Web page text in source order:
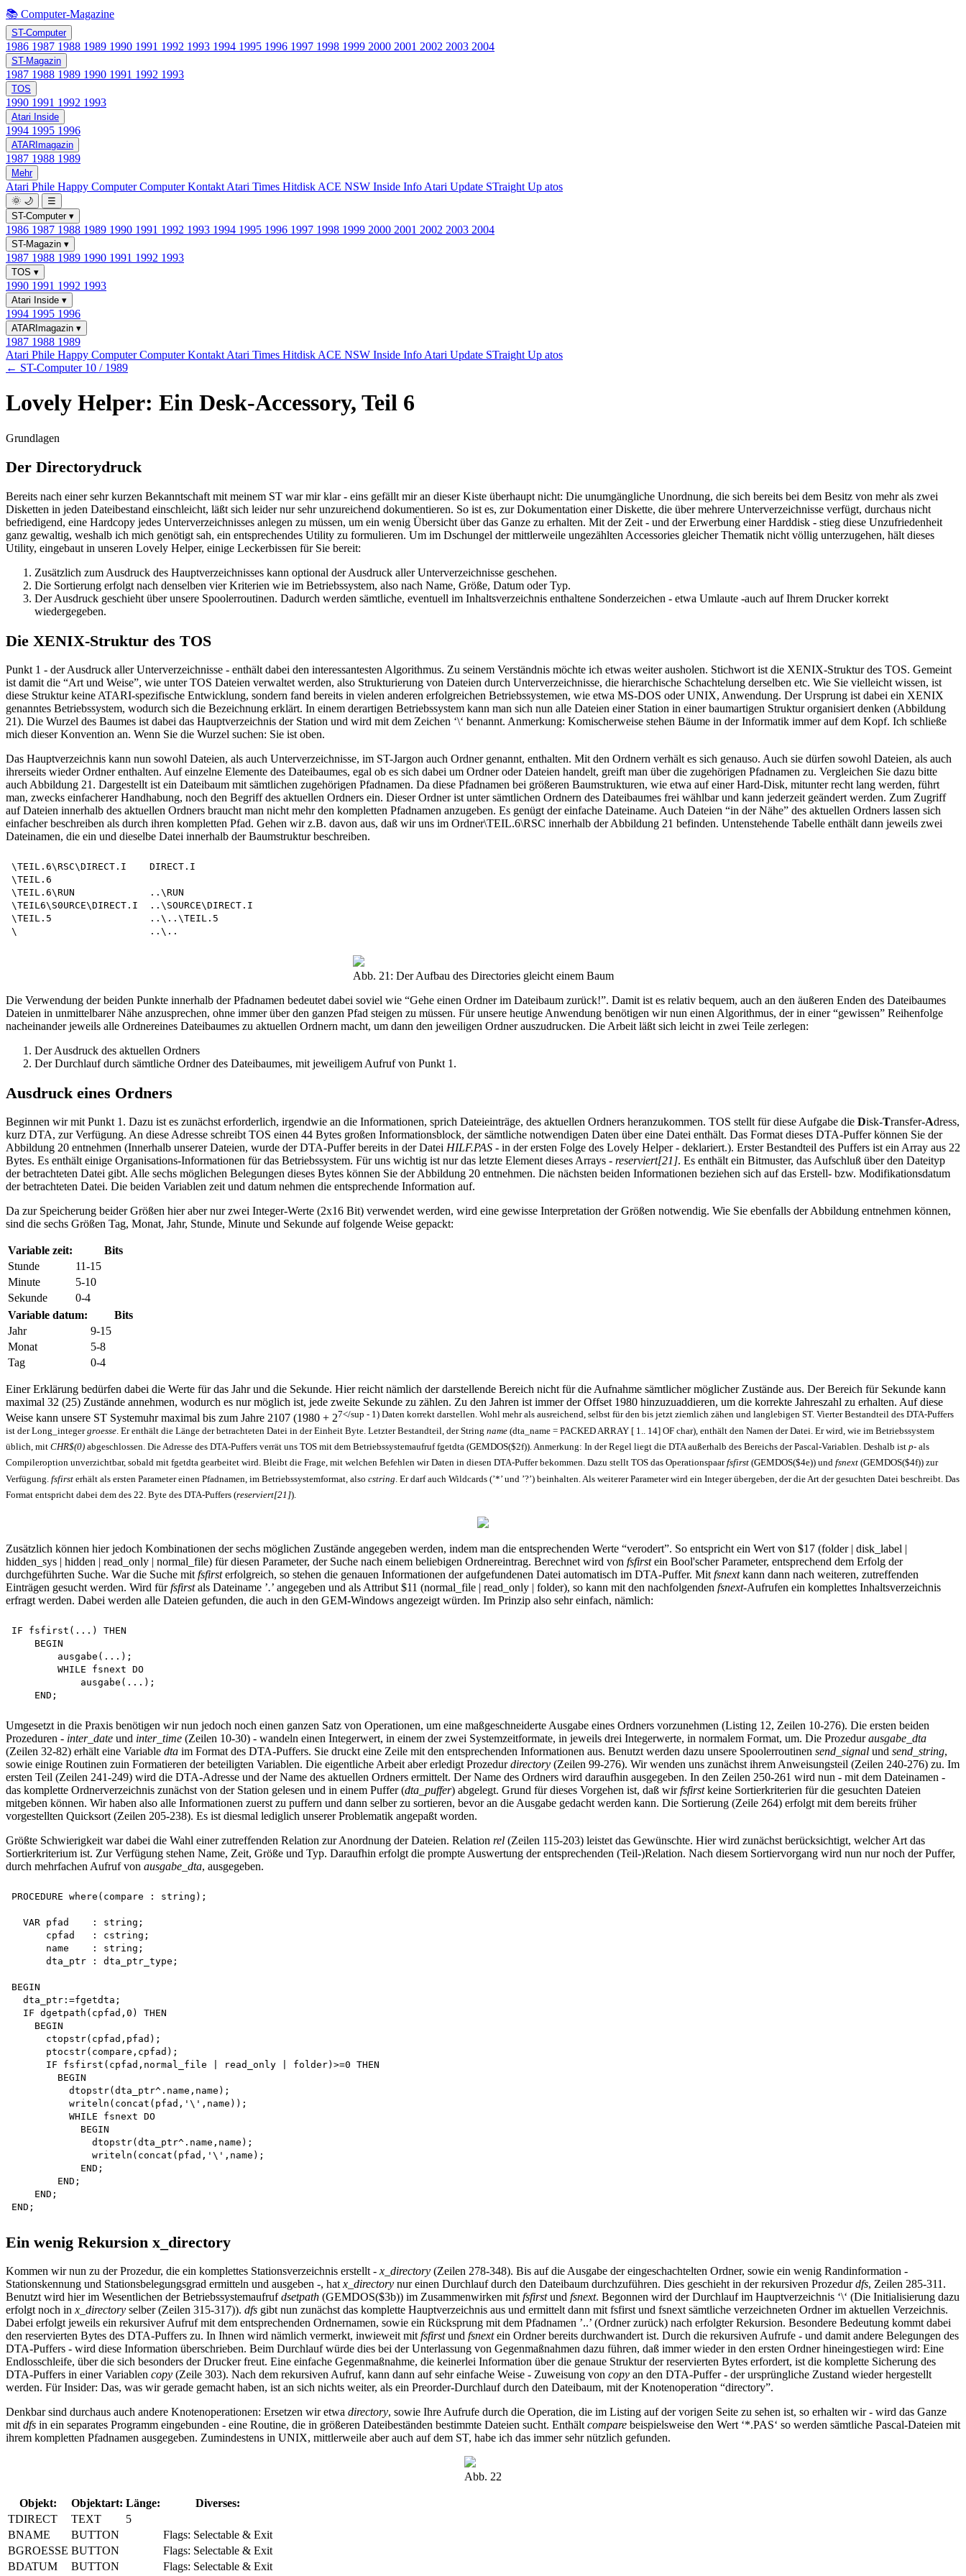
📚 Computer-Magazine
ST-Computer
1986 1987 1988 1989 1990 1991 1992 1993 1994 1995 1996 1997 1998 1999 2000 2001 2002 2003 2004
ST-Magazin
1987 1988 1989 1990 1991 1992 1993
TOS
1990 1991 1992 1993
Atari Inside
1994 1995 1996
ATARImagazin
1987 1988 1989
Mehr
Atari Phile Happy ComputerComputer Kontakt Atari Times Hitdisk ACE NSW Inside Info Atari Update STraight Up atos
🌞 🌙
☰
ST-Computer ▾
1986 1987 1988 1989 1990 1991 1992 1993 1994 1995 1996 1997 1998 1999 2000 2001 2002 2003 2004
ST-Magazin ▾
1987 1988 1989 1990 1991 1992 1993
TOS ▾
1990 1991 1992 1993
Atari Inside ▾
1994 1995 1996
ATARImagazin ▾
1987 1988 1989
Atari Phile Happy ComputerComputer Kontakt Atari Times Hitdisk ACE NSW Inside Info Atari Update STraight Up atos
← ST-Computer 10 / 1989
Lovely Helper: Ein Desk-Accessory, Teil 6
Grundlagen
Der Directorydruck
Bereits nach einer sehr kurzen Bekanntschaft mit meinem ST war mir klar - eins gefällt mir an dieser Kiste überhaupt nicht: Die unumgängliche Unordnung, die sich bereits bei dem Besitz von mehr als zwei
Disketten in jeden Dateibestand einschleicht, läßt sich leider nur sehr unzureichend dokumentieren. So ist es, zur Dokumentation einer Diskette, die über mehrere Unterverzeichnisse verfügt, durchaus nicht
befriedigend, eine Hardcopy jedes Unterverzeichnisses anlegen zu müssen, um ein wenig Übersicht über das Ganze zu erhalten. Mit der Zeit - und der Erwerbung einer Harddisk - stieg diese Unzufriedenheit
ganz gewaltig, weshalb ich mich genötigt sah, ein entsprechendes Utility zu formulieren. Um im Dschungel der mittlerweile ungezählten Accessories gleicher Thematik nicht völlig unterzugehen, hält dieses
Utility, eingebaut in unseren Lovely Helper, einige Leckerbissen für Sie bereit:
Zusätzlich zum Ausdruck des Hauptverzeichnisses kann optional der Ausdruck aller Unterverzeichnisse geschehen.
Die Sortierung erfolgt nach denselben vier Kriterien wie im Betriebssystem, also nach Name, Größe, Datum oder Typ.
Der Ausdruck geschieht über unsere Spoolerroutinen. Dadurch werden sämtliche, eventuell im Inhaltsverzeichnis enthaltene Sonderzeichen - etwa Umlaute -auch auf Ihrem Drucker korrekt
wiedergegeben.
Die XENIX-Struktur des TOS
Punkt 1 - der Ausdruck aller Unterverzeichnisse - enthält dabei den interessantesten Algorithmus. Zu seinem Verständnis möchte ich etwas weiter ausholen. Stichwort ist die XENIX-Struktur des TOS. Gemeint
ist damit die “Art und Weise”, wie unter TOS Dateien verwaltet werden, also Strukturierung von Dateien durch Unterverzeichnisse, die hierarchische Schachtelung derselben etc. Wie Sie vielleicht wissen, ist
diese Struktur keine ATARI-spezifische Entwicklung, sondern fand bereits in vielen anderen erfolgreichen Betriebssystemen, wie etwa MS-DOS oder UNIX, Anwendung. Der Ursprung ist dabei ein XENIX
genanntes Betriebssystem, wodurch sich die Bezeichnung erklärt. In einem derartigen Betriebssystem kann man sich nun alle Dateien einer Station in einer baumartigen Struktur organisiert denken (Abbildung
21). Die Wurzel des Baumes ist dabei das Hauptverzeichnis der Station und wird mit dem Zeichen ‘\‘ benannt. Anmerkung: Komischerweise stehen Bäume in der Informatik immer auf dem Kopf. Ich schließe
mich dieser Konvention an. Wenn Sie die Wurzel suchen: Sie ist oben.
Das Hauptverzeichnis kann nun sowohl Dateien, als auch Unterverzeichnisse, im ST-Jargon auch Ordner genannt, enthalten. Mit den Ordnern verhält es sich genauso. Auch sie dürfen sowohl Dateien, als auch
ihrerseits wieder Ordner enthalten. Auf einzelne Elemente des Dateibaumes, egal ob es sich dabei um Ordner oder Dateien handelt, greift man über die zugehörigen Pfadnamen zu. Vergleichen Sie dazu bitte
auch Abbildung 21. Dargestellt ist ein Dateibaum mit sämtlichen zugehörigen Pfadnamen. Da diese Pfadnamen bei größeren Baumstrukturen, wie etwa auf einer Hard-Disk, mitunter recht lang werden, führt
man, zwecks einfacherer Handhabung, noch den Begriff des aktuellen Ordners ein. Dieser Ordner ist unter sämtlichen Ordnern des Dateibaumes frei wählbar und kann jederzeit geändert werden. Zum Zugriff
auf Dateien innerhalb des aktuellen Ordners braucht man nicht mehr den kompletten Pfadnamen anzugeben. Es genügt der einfache Dateiname. Auch Dateien “in der Nähe” des aktuellen Ordners lassen sich
einfacher beschreiben als durch ihren kompletten Pfad. Gehen wir z.B. davon aus, daß wir uns im Ordner\TEIL.6\RSC innerhalb der Abbildung 21 befinden. Untenstehende Tabelle enthält dann jeweils zwei
Dateinamen, die ein und dieselbe Datei innerhalb der Baumstruktur beschreiben.
\TEIL.6\RSC\DIRECT.I    DIRECT.I
\TEIL.6
\TEIL.6\RUN             ..\RUN
\TEIL6\S0URCE\DIRECT.I  ..\SOURCE\DIRECT.I
\TEIL.5                 ..\..\TEIL.5
Abb. 21: Der Aufbau des Directories gleicht einem Baum
Die Verwendung der beiden Punkte innerhalb der Pfadnamen bedeutet dabei soviel wie “Gehe einen Ordner im Dateibaum zurück!”. Damit ist es relativ bequem, auch an den äußeren Enden des Dateibaumes
Dateien in unmittelbarer Nähe anzusprechen, ohne immer über den ganzen Pfad steigen zu müssen. Für unsere heutige Anwendung benötigen wir nun einen Algorithmus, der in einer “gewissen” Reihenfolge
nacheinander jeweils alle Ordnereines Dateibaumes zu aktuellen Ordnern macht, um dann den jeweiligen Ordner auszudrucken. Die Arbeit läßt sich leicht in zwei Teile zerlegen:
Der Ausdruck des aktuellen Ordners
Der Durchlauf durch sämtliche Ordner des Dateibaumes, mit jeweiligem Aufruf von Punkt 1.
Ausdruck eines Ordners
Beginnen wir mit Punkt 1. Dazu ist es zunächst erforderlich, irgendwie an die Informationen, sprich Dateieinträge, des aktuellen Ordners heranzukommen. TOS stellt für diese Aufgabe die Disk-Transfer-Adress,
kurz DTA, zur Verfügung. An diese Adresse schreibt TOS einen 44 Bytes großen Informationsblock, der sämtliche notwendigen Daten über eine Datei enthält. Das Format dieses DTA-Puffer können Sie der
Abbildung 20 entnehmen (Innerhalb unserer Dateien, wurde der DTA-Puffer bereits in der Datei HILF.PAS - in der ersten Folge des Lovely Helper - deklariert.). Erster Bestandteil des Puffers ist ein Array aus 22
Bytes. Es enthält einige Organisations-Informationen für das Betriebssystem. Für uns wichtig ist nur das letzte Element dieses Arrays - reserviert[21]. Es enthält ein Bitmuster, das Aufschluß über den Dateityp
der betrachteten Datei gibt. Alle sechs möglichen Belegungen dieses Bytes können Sie der Abbildung 20 entnehmen. Die nächsten beiden Informationen beziehen sich auf das Erstell- bzw. Modifikationsdatum
der betrachteten Datei. Die beiden Variablen zeit und datum nehmen die entsprechende Information auf.
Da zur Speicherung beider Größen hier aber nur zwei Integer-Werte (2x16 Bit) verwendet werden, wird eine gewisse Interpretation der Größen notwendig. Wie Sie ebenfalls der Abbildung entnehmen können,
sind die sechs Größen Tag, Monat, Jahr, Stunde, Minute und Sekunde auf folgende Weise gepackt:
Variable zeit:
Bits
Stunde
11-15
Minute
5-10
Sekunde
0-4
Variable datum:
Bits
Jahr
9-15
Monat
5-8
Tag
0-4
Einer Erklärung bedürfen dabei die Werte für das Jahr und die Sekunde. Hier reicht nämlich der darstellende Bereich nicht für die Aufnahme sämtlicher möglicher Zustände aus. Der Bereich für Sekunde kann
maximal 32 (25) Zustände annehmen, wodurch es nur möglich ist, jede zweite Sekunde zu zählen. Zu den Jahren ist immer der Offset 1980 hinzuzuaddieren, um die korrekte Jahreszahl zu erhalten. Auf diese
Weise kann unsere ST Systemuhr maximal bis zum Jahre 2107 (1980 + 27</sup - 1) Daten korrekt darstellen. Wohl mehr als ausreichend, selbst für den bis jetzt ziemlich zähen und langlebigen ST. Vierter Bestandteil des DTA-Puffers
ist der Long_integergroesse . Er enthält die Länge der betrachteten Datei in der Einheit Byte. Letzter Bestandteil, der String name (dta_name = PACKED ARRAY [ 1.. 14] OF char), enthält den Namen der Datei. Er wird, wie im Betriebssystem
üblich, mit CHR$(0) abgeschlossen. Die Adresse des DTA-Puffers verrät uns TOS mit dem Betriebssystemaufruf fgetdta (GEMDOS($2f)). Anmerkung: In der Regel liegt die DTA außerhalb des Bereichs der Pascal-Variablen. Deshalb ist p- als
Compileroption unverzichtbar, sobald mit fgetdta gearbeitet wird. Bleibt die Frage, mit welchen Befehlen wir Daten in diesen DTA-Puffer bekommen. Dazu stellt TOS das Operationspaarfsfirst (GEMDOS($4e)) und fsnext (GEMDOS($4f)) zur
Verfügung. fsfirst erhält als ersten Parameter einen Pfadnamen, im Betriebssystemformat, also cstring . Er darf auch Wildcards (’*’ und ’?’) beinhalten. Als weiterer Parameter wird ein Integer übergeben, der die Art der gesuchten Datei beschreibt. Das
Format entspricht dabei dem des 22. Byte des DTA-Puffers (reserviert[21]).
Zusätzlich können hier jedoch Kombinationen der sechs möglichen Zustände angegeben werden, indem man die entsprechenden Werte “verodert”. So entspricht ein Wert von $17 (folder | disk_label |
hidden_sys | hidden | read_only | normal_file) für diesen Parameter, der Suche nach einem beliebigen Ordnereintrag. Berechnet wird von fsfirstein Bool'scher Parameter, entsprechend dem Erfolg der
durchgeführten Suche. War die Suche mit fsfirsterfolgreich, so stehen die genauen Informationen der aufgefundenen Datei automatisch im DTA-Puffer. Mit fsnextkann dann nach weiteren, zutreffenden
Einträgen gesucht werden. Wird fürfsfirstals Dateiname ’.’ angegeben und als Attribut $11 (normal_file | read_only | folder), so kann mit den nachfolgenden fsnext-Aufrufen ein komplettes Inhaltsverzeichnis
erfragt werden. Dabei werden alle Dateien gefunden, die auch in den GEM-Windows angezeigt würden. Im Prinzip also sehr einfach, nämlich:
IF fsfirst(...) THEN
    BEGIN
        ausgabe(...);
        WHILE fsnext DO
            ausgabe(...);
Umgesetzt in die Praxis benötigen wir nun jedoch noch einen ganzen Satz von Operationen, um eine maßgeschneiderte Ausgabe eines Ordners vorzunehmen (Listing 12, Zeilen 10-276). Die ersten beiden
Prozeduren - inter_date und inter_time (Zeilen 10-30) - wandeln einen Integerwert, in einem der zwei Systemzeitformate, in jeweils drei Integerwerte, in normalem Format, um. Die Prozedurausgabe_dta
(Zeilen 32-82) erhält eine Variable dta im Format des DTA-Puffers. Sie druckt eine Zeile mit den entsprechenden Informationen aus. Benutzt werden dazu unsere Spoolerroutinen send_signal und send_string,
sowie einige Routinen zuin Formatieren der beteiligten Variablen. Die eigentliche Arbeit aber erledigt Prozedurdirectory (Zeilen 99-276). Wir wenden uns zunächst ihrem Anweisungsteil (Zeilen 240-276) zu. Im
ersten Teil (Zeilen 241-249) wird die DTA-Adresse und der Name des aktuellen Ordners ermittelt. Der Name des Ordners wird daraufhin ausgegeben. In den Zeilen 250-261 wird nun - mit dem Dateinamen -
das komplette Ordnerverzeichnis zunächst von der Station gelesen und in einem Puffer (dta_puffer) abgelegt. Grund für dieses Vorgehen ist, daß wirfsfirstkeine Sortierkriterien für die gesuchten Dateien
mitgeben können. Wir haben also alle Informationen zuerst zu puffern und dann selber zu sortieren, bevor an die Ausgabe gedacht werden kann. Die Sortierung (Zeile 264) erfolgt mit dem bereits früher
vorgestellten Quicksort (Zeilen 205-238). Es ist diesmal lediglich unserer Problematik angepaßt worden.
Größte Schwierigkeit war dabei die Wahl einer zutreffenden Relation zur Anordnung der Dateien. Relation rel (Zeilen 115-203) leistet das Gewünschte. Hier wird zunächst berücksichtigt, welcher Art das
Sortierkriterium ist. Zur Verfügung stehen Name, Zeit, Größe und Typ. Daraufhin erfolgt die prompte Auswertung der entsprechenden (Teil-)Relation. Nach diesem Sortiervorgang wird nun nur noch der Puffer,
durch mehrfachen Aufruf von ausgabe_dta, ausgegeben.
PROCEDURE where(compare : string);
  VAR pfad    : string;
      cpfad   : cstring;
      name    : string;
      dta_ptr : dta_ptr_type;
BEGIN
  dta_ptr:=fgetdta;
  IF dgetpath(cpfad,0) THEN
    BEGIN
      ctopstr(cpfad,pfad);
      ptocstr(compare,cpfad);
      IF fsfirst(cpfad,normal_file | read_only | folder)>=0 THEN
        BEGIN
          dtopstr(dta_ptr^.name,name);
          writeln(concat(pfad,'\',name));
          WHILE fsnext DO
            BEGIN
              dtopstr(dta_ptr^.name,name);
              writeln(concat(pfad,'\',name);
            END;
        END;
    END;
Ein wenig Rekursion x_directory
Kommen wir nun zu der Prozedur, die ein komplettes Stationsverzeichnis erstellt -x_directory (Zeilen 278-348). Bis auf die Ausgabe der eingeschachtelten Ordner, sowie ein wenig Randinformation -
Stationskennung und Stationsbelegungsgrad ermitteln und ausgeben -, hatx_directory nur einen Durchlauf durch den Dateibaum durchzuführen. Dies geschieht in der rekursiven Prozedurdfs, Zeilen 285-311.
Benutzt wird hier im Wesentlichen der Betriebssystemaufrufdsetpath (GEMDOS($3b)) im Zusammenwirken mitfsfirstund fsnext. Begonnen wird der Durchlauf im Hauptverzeichnis ‘\‘ (Die Initialisierung dazu
erfolgt noch inx_directory selber (Zeilen 315-317)). dfs gibt nun zunächst das komplette Hauptverzeichnis aus und ermittelt dann mit fsfirst und fsnext sämtliche verzeichneten Ordner im aktuellen Verzeichnis.
Dabei erfolgt jeweils ein rekursiver Aufruf mit dem entsprechenden Ordnernamen, sowie ein Rücksprung mit dem Pfadnamen ’..’ (Ordner zurück) nach erfolgter Rekursion. Besondere Bedeutung kommt dabei
den reservierten Bytes des DTA-Puffers zu. In Ihnen wird nämlich vermerkt, inwieweit mitfsfirstund fsnextein Ordner bereits durchwandert ist. Durch die rekursiven Aufrufe - und damit andere Belegungen des
DTA-Puffers - wird diese Information überschrieben. Beim Durchlauf würde dies bei der Unterlassung von Gegenmaßnahmen dazu führen, daß immer wieder in den ersten Ordner hineingestiegen wird: Eine
Endlosschleife, über die sich besonders der Drucker freut. Eine einfache Gegenmaßnahme, die keinerlei Information über die genaue Struktur der reservierten Bytes erfordert, ist die komplette Sicherung des
DTA-Puffers in einer Variablen copy (Zeile 303). Nach dem rekursiven Aufruf, kann dann auf sehr einfache Weise - Zuweisung von copy an den DTA-Puffer - der ursprüngliche Zustand wieder hergestellt
werden. Für Insider: Das, was wir gerade gemacht haben, ist an sich nichts weiter, als ein Preorder-Durchlauf durch den Dateibaum, mit der Knotenoperation “directory”.
Denkbar sind durchaus auch andere Knotenoperationen: Ersetzen wir etwa directory, sowie Ihre Aufrufe durch die Operation, die im Listing auf der vorigen Seite zu sehen ist, so erhalten wir - wird das Ganze
mitdfs in ein separates Programm eingebunden - eine Routine, die in größeren Dateibeständen bestimmte Dateien sucht. Enthältcompare beispielsweise den Wert ‘*.PAS‘ so werden sämtliche Pascal-Dateien mit
ihrem kompletten Pfadnamen ausgegeben. Zumindestens in UNIX, mittlerweile aber auch auf dem ST, habe ich das immer sehr nützlich gefunden.
Abb. 22
Objekt: Objektart: Länge:
Diverses:
TDIRECT
TEXT
5
BNAME
BUTTON
Flags: Selectable & Exit
BGROESSE BUTTON
Flags: Selectable & Exit
BDATUM
BUTTON Flags: Selectable & Exit